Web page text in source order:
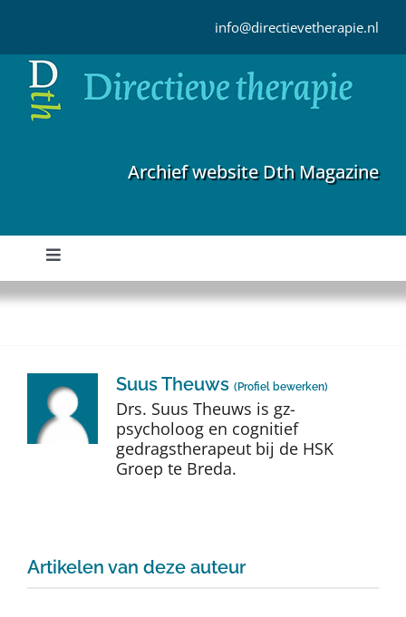
inhoud
info@directievetherapie.nl
Archief website Dth Magazine
Toggle
Navigation
Home
Auteurs
Suus Theuws ( Profiel bewerken)
Drs. Suus Theuws is gz-
psycholoog en cognitief
gedragstherapeut bij de HSK
Groep te Breda.
Artikelen van deze auteur